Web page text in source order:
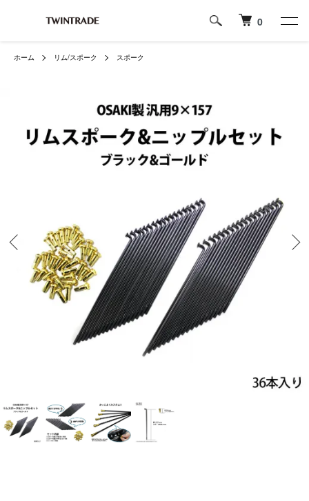
0
ホーム リム/スポーク スポーク